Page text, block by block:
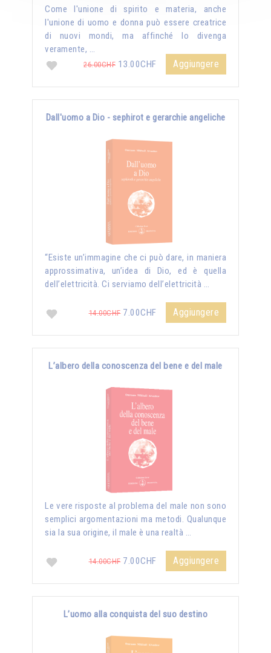
Come l'unione di spirito e materia, anche
l'unione di uomo e donna può essere creatrice
di nuovi mondi, ma affinché lo divenga
veramente, …
26.00CHF 13.00CHF Aggiungere
Dall'uomo a Dio - sephirot e gerarchie angeliche
“Esiste un’immagine che ci può dare, in maniera
approssimativa, un’idea di Dio, ed è quella
dell’elettricità. Ci serviamo dell’elettricità …
14.00CHF7.00CHF Aggiungere
L’albero della conoscenza del bene e del male
Le vere risposte al problema del male non sono
semplici argomentazioni ma metodi. Qualunque
sia la sua origine, il male è una realtà …
14.00CHF7.00CHF Aggiungere
L’uomo alla conquista del suo destino